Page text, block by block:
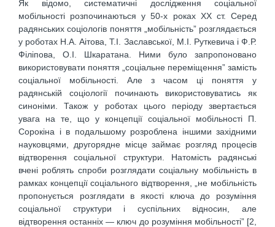
Як відомо, систематичні дослідже­ння соціальної
мобільності розпочинаються у 50-х роках ХХ ст. Серед
радянських соціо­логів поняття „мобільність” розглядається
у роботах Н.А. Аітова, Т.І. Заславської, М.І. Руткевича і Ф.Р.
Філіпова, О.І. Шкаратана. Ними було запропоновано
використовувати поняття „соціальне переміщення” замість
соціальної мобільності. Але з часом ці поняття у
радянській соціології починають використовуватись як
синоніми. Також у роботах цього періоду звертається
увага на те, що у концепції соціальної мобільності П.
Сорокіна і в подальшому розроблена інши­ми західними
науковцями, другорядне місце займає розгляд процесів
відтворення соціальної структури. Натомість радянські
вчені роблять спроби розглядати соціальну мобільність в
рамках концепції соціального відтворення, „не мобільність
пропонується розглядати в якості ключа до розуміння
соціальної структури і суспільних відносин, але
відтворення останніх — ключ до розуміння мобільності” [2,